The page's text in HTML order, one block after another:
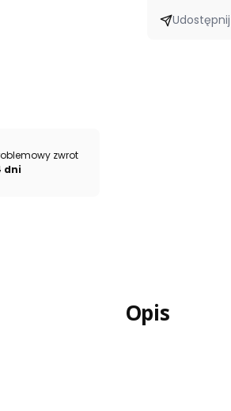
zwrot
dni
Udostępnij
Opis